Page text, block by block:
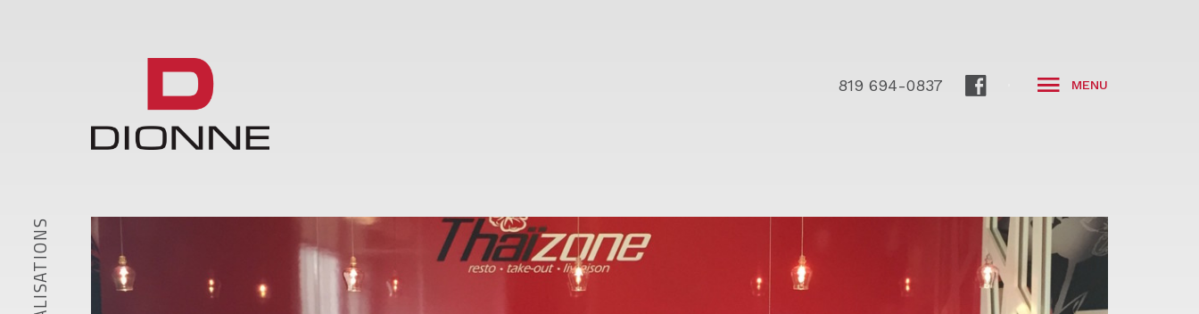
819 694-0837 MENU
RÉALISATIONS